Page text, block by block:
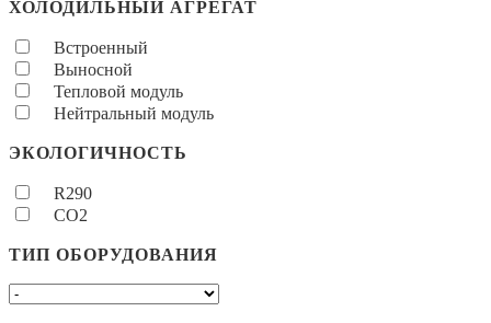
ХОЛОДИЛЬНЫЙ АГРЕГАТ
Встроенный
Выносной
Тепловой модуль
Нейтральный модуль
ЭКОЛОГИЧНОСТЬ
R290
CO2
ТИП ОБОРУДОВАНИЯ